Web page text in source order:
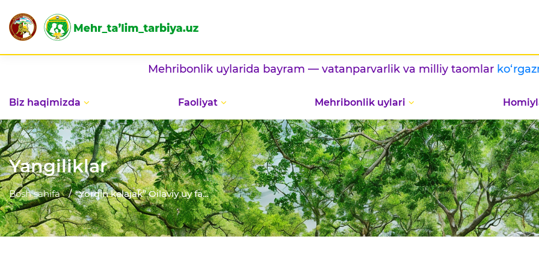
Mehribonlik uylarida bayram — vatanparvarlik va milliy taomlar ko‘rgazmasi/ /
Biz haqimizda Faoliyat Mehribonlik uylari
Yangiliklar
Bosh sahifa “Yorqin kelajak” Oilaviy uy fa...